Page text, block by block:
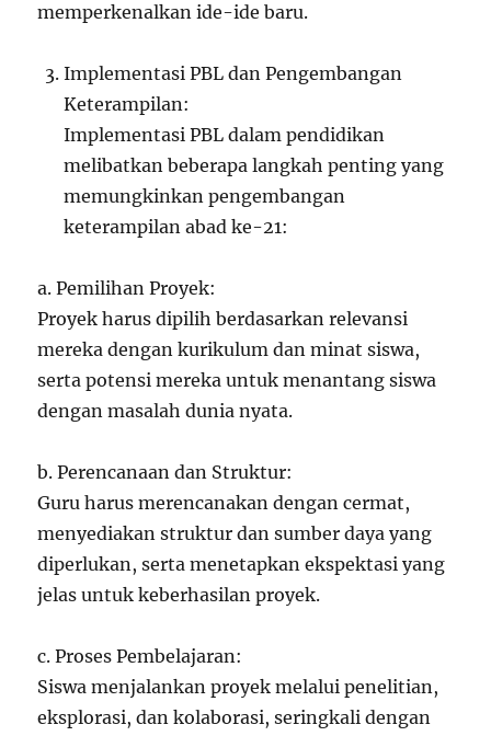
memperkenalkan ide-ide baru.
Implementasi PBL dan Pengembangan
Keterampilan:
Implementasi PBL dalam pendidikan
melibatkan beberapa langkah penting yang
memungkinkan pengembangan
keterampilan abad ke-21:
a. Pemilihan Proyek:
Proyek harus dipilih berdasarkan relevansi
mereka dengan kurikulum dan minat siswa,
serta potensi mereka untuk menantang siswa
dengan masalah dunia nyata.
b. Perencanaan dan Struktur:
Guru harus merencanakan dengan cermat,
menyediakan struktur dan sumber daya yang
diperlukan, serta menetapkan ekspektasi yang
jelas untuk keberhasilan proyek.
c. Proses Pembelajaran:
Siswa menjalankan proyek melalui penelitian,
eksplorasi, dan kolaborasi, seringkali dengan